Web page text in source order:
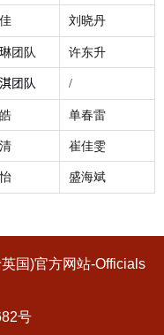
刘晓丹
琳团队 许东升
淇团队 /
单春雷
崔佳雯
盛海斌
国)官方网站-Officials
号